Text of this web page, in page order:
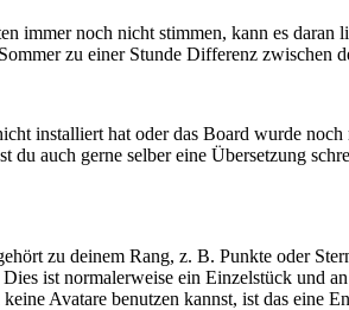
noch nicht stimmen, kann es daran
zu einer Stunde Differenz zwischen
installiert hat oder das Board wurde
du auch gerne selber eine Übersetzung
zu deinem Rang, z. B. Punkte oder
ist normalerweise ein Einzelstück und
Avatare benutzen kannst, ist das eine